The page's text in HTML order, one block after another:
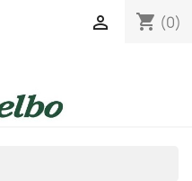
shopping_cart (0)
